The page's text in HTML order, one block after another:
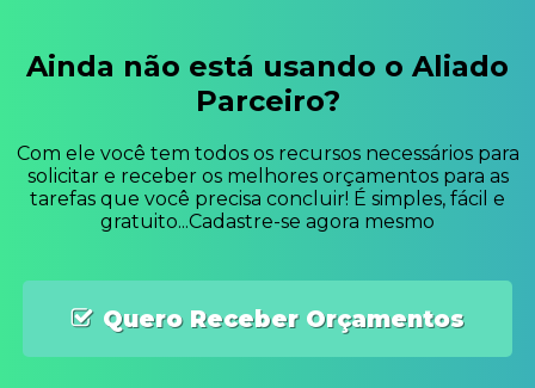
Ainda não está usando o Aliado
Parceiro?
Com ele você tem todos os recursos necessários para
solicitar e receber os melhores orçamentos para as
tarefas que você precisa concluir! É simples, fácil e
gratuito...Cadastre-se agora mesmo
Quero Receber Orçamentos